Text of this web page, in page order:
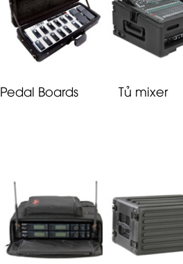
Pedal Boards Tủ mixer